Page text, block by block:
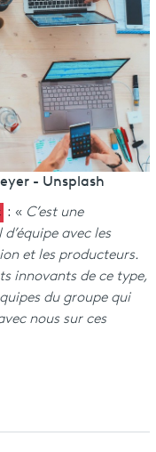
- Unsplash
: « C’est une
avec les
et les producteurs.
innovants de ce type,
du groupe qui
nous sur ces